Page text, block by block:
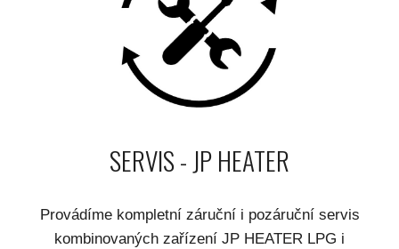
SERVIS- JP HEATER
Provádíme kompletní záruční i pozáruční servis
kombinovaných zařízení JP HEATER LPG i